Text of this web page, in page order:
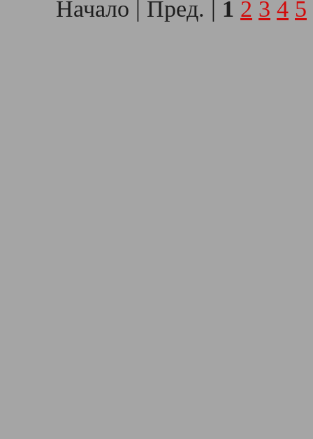
Начало | Пред. | 1 2 3 4 5